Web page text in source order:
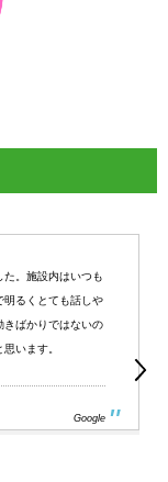
。施設内はいつも
明るくとても話しや
きばかりではないの
います。
Google